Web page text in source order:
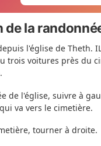
de la
l'église de Theth.
trois voitures près du
de l'église, suivre à
va vers le cimetière.
tourner à droite.